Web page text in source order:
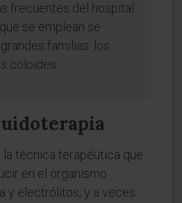
frecuentes del hospital.
se emplean se
familias: los
coloides.
la técnica terapéutica que
en el organismo
y electrólitos, y a veces